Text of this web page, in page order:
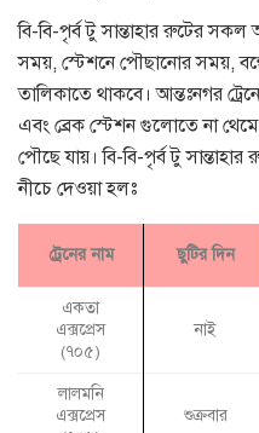
বি-বি-পৃর্ব টু সান্তাহার রুটের সকল
সময়, স্টেশনে পৌছানোর সময়,
তালিকাতে থাকবে। আন্তঃনগর
এবং ব্রেক স্টেশন গুলোতে না থেমে
পৌছে যায়। বি-বি-পৃর্ব টু
নীচে দেওয়া হলঃ
ট্রেনের নাম ছুটির দিন
একতা
এক্সপ্রেস
(৭০৫)
নাই
লালমনি
এক্সপ্রেস
শুক্রবার